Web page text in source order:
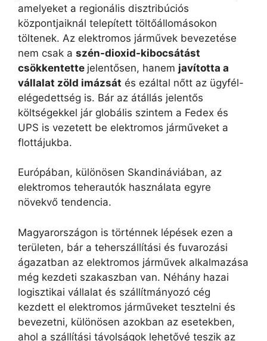
amelyeket a regionális disztribúciós
központjaiknál telepített töltőállomásokon
töltenek. Az elektromos járművek bevezetése
nem csak a szén-dioxid-kibocsátást
csökkentette jelentősen, hanem javította a
vállalat zöld imázsát és ezáltal nőtt az ügyfél-
elégedettség is. Bár az átállás jelentős
költségekkel jár globális szintem a Fedex és
UPS is vezetett be elektromos járműveket a
flottájukba.
Európában, különösen Skandináviában, az
elektromos teherautók használata egyre
növekvő tendencia.
Magyarországon is történnek lépések ezen a
területen, bár a teherszállítási és fuvarozási
ágazatban az elektromos járművek alkalmazása
még kezdeti szakaszban van. Néhány hazai
logisztikai vállalat és szállítmányozó cég
kezdett el elektromos járműveket tesztelni és
bevezetni, különösen azokban az esetekben,
ahol a szállítási távolságok lehetővé teszik az